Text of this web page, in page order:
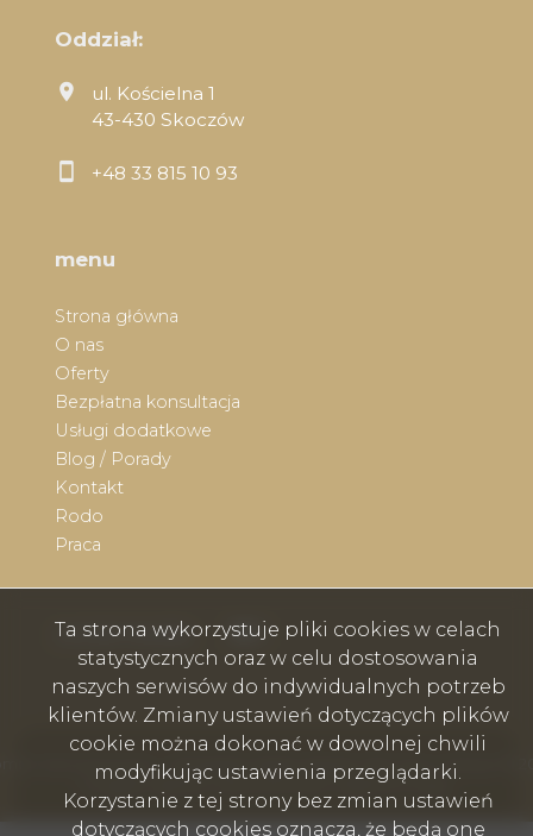
Oddział:
ul. Kościelna 1
43-430 Skoczów
+48 33 815 10 93
menu
Strona główna
O nas
Oferty
Bezpłatna konsultacja
Usługi dodatkowe
Blog / Porady
Kontakt
Rodo
Praca
social media Facebook
Facebook
nieruchomości - Wodzisław Śląski, Rybnik, Skoczów, Cieszyn ©
Program dla biur nieruchomości Galactica Virgo
Ta strona wykorzystuje pliki cookies w celach
statystycznych oraz w celu dostosowania
naszych serwisów do indywidualnych potrzeb
klientów. Zmiany ustawień dotyczących plików
cookie można dokonać w dowolnej chwili
modyfikując ustawienia przeglądarki.
Korzystanie z tej strony bez zmian ustawień
dotyczących cookies oznacza, że będą one